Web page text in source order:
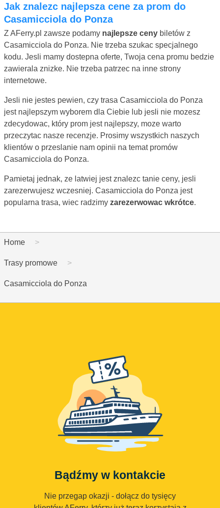
Jak znalezc najlepsza cene za prom do
Casamicciola do Ponza
Z AFerry.pl zawsze podamy najlepsze ceny biletów z
Casamicciola do Ponza. Nie trzeba szukac specjalnego
kodu. Jesli mamy dostepna oferte, Twoja cena promu bedzie
zawierala znizke. Nie trzeba patrzec na inne strony
internetowe.
Jesli nie jestes pewien, czy trasa Casamicciola do Ponza
jest najlepszym wyborem dla Ciebie lub jesli nie mozesz
zdecydowac, który prom jest najlepszy, moze warto
przeczytac nasze recenzje. Prosimy wszystkich naszych
klientów o przeslanie nam opinii na temat promów
Casamicciola do Ponza.
Pamietaj jednak, ze latwiej jest znalezc tanie ceny, jesli
zarezerwujesz wczesniej. Casamicciola do Ponza jest
popularna trasa, wiec radzimy zarezerwowac wkrótce.
Home
Trasy promowe
Casamicciola do Ponza
Bądźmy w kontakcie
Nie przegap okazji - dołącz do tysięcy